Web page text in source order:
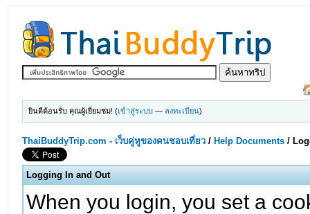
ยินดีต้อนรับ คุณผู้เยี่ยมชม! (เข้าสู่ระบบ — ลงทะเบียน)
ThaiBuddyTrip.com - เว็บคู่หูของคนชอบเที่ยว / Help Documents /
Logging In and Out
When you login, you set a